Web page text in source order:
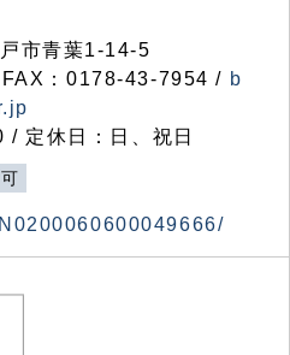
市青葉1-14-5
：0178-43-7954 / b
定休日：日、祝日